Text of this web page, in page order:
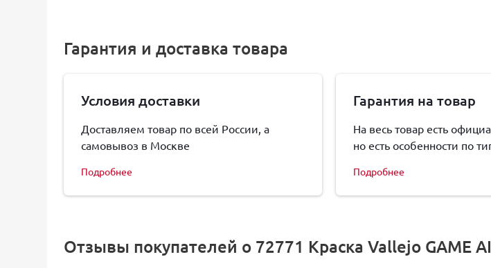
Гарантия и доставка товара
Условия доставки
Доставляем товар по всей России, а
самовывоз в Москве
Подробнее
Гарантия на товар
На весь товар есть
но есть особенности по
Подробнее
Отзывы покупателей о 72771 Краска Vallejo GAME